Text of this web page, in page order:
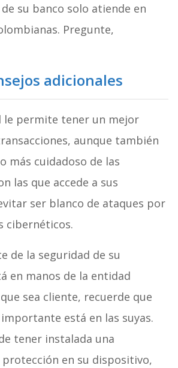
su banco solo atiende en
Pregunte,
adicionales
le permite tener un mejor
aunque también
más cuidadoso de las
las que accede a sus
ser blanco de ataques por
cibernéticos.
de la seguridad de su
en manos de la entidad
sea cliente, recuerde que
está en las suyas.
tener instalada una
en su dispositivo,